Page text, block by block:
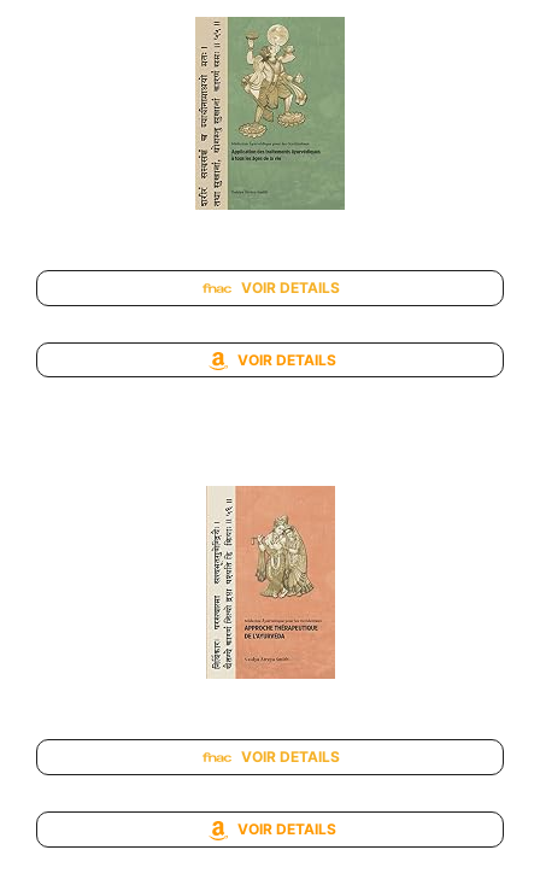
VOIR DETAILS
VOIR DETAILS
VOIR DETAILS
VOIR DETAILS